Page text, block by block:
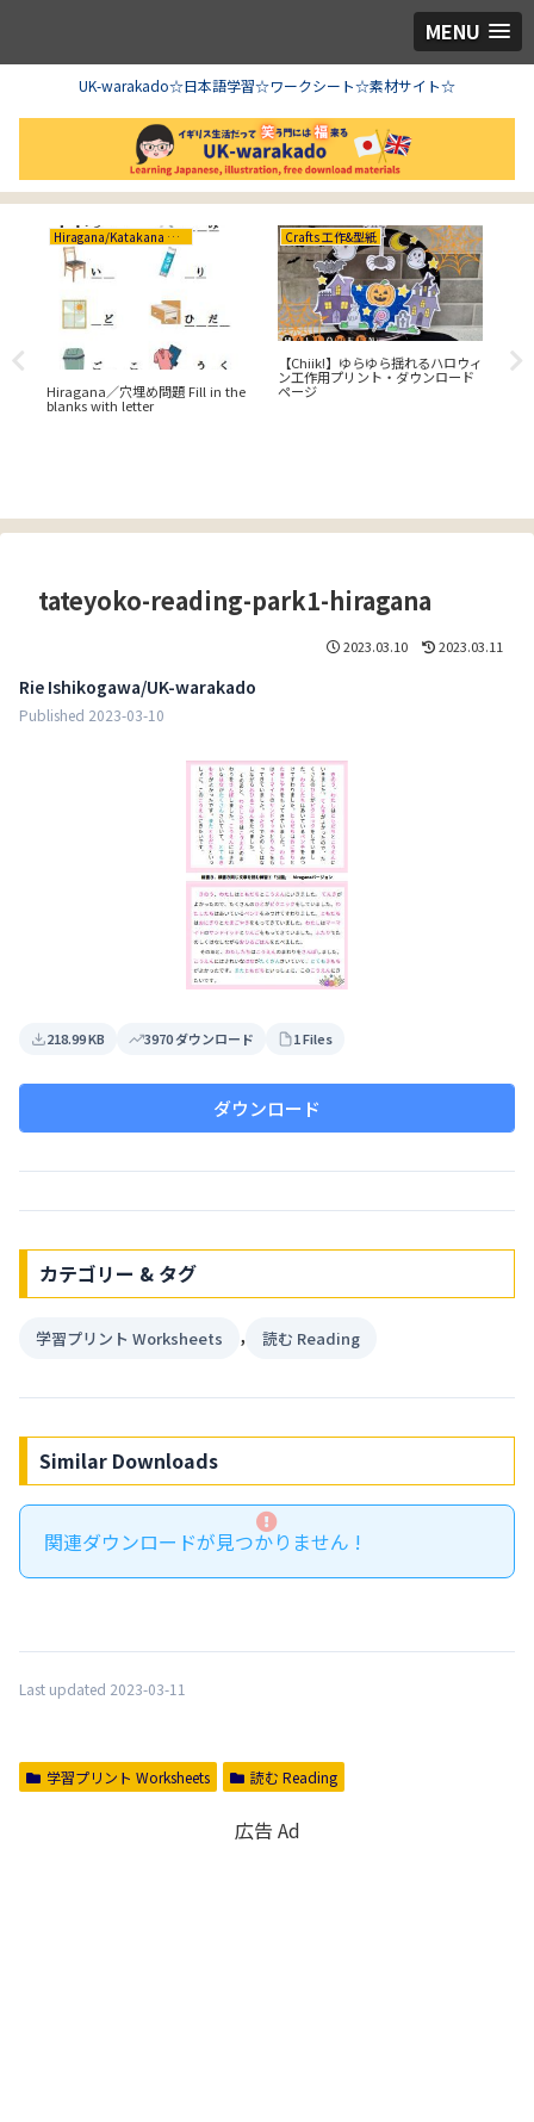
MENU
UK-warakado☆日本語学習☆ワークシート☆素材サイト☆
い
Hiragana/Katakana ひらがな/カタカナ
Hiragana／穴埋め問題 Fill in the
blanks with letter
Crafts 工作&型紙
【Chiik!】ゆらゆら揺れるハロウィ
ン工作用プリント・ダウンロード
ページ
カタ
tateyoko-reading-park1-hiragana
2023.03.10 2023.03.11
Rie Ishikogawa/UK-warakado
Published 2023-03-10
218.99 KB 3970 ダウンロード 1 Files
ダウンロード
カテゴリー & タグ
学習プリント Worksheets , 読む Reading
Similar Downloads
関連ダウンロードが見つかりません !
Last updated 2023-03-11
学習プリント Worksheets 読む Reading
広告 Ad